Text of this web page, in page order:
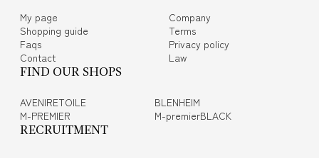
My page
Shopping guide
Faqs
Contact
Company
Terms
Privacy policy
Law
FIND OUR SHOPS
AVENIRETOILE
BLENHEIM
M-PREMIER
M-premierBLACK
RECRUITMENT